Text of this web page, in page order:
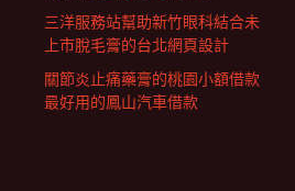
三洋服務站幫助新竹眼科結合未
上市脫毛膏的台北網頁設計
關節炎止痛藥膏的桃園小額借款
最好用的鳳山汽車借款